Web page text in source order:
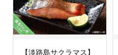
【淡路島サクラマス】